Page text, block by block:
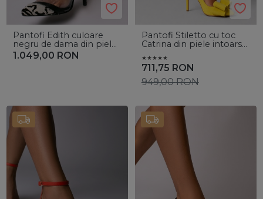
Pantofi Edith culoare
negru de dama din piele
de ponei cu toc subtire
1.049,00 RON
Pantofi Stiletto cu toc
Catrina din piele intoarsa
711,75 RON
949,00RON